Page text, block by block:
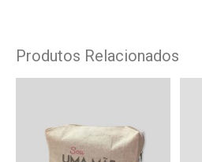
Produtos Relacionados